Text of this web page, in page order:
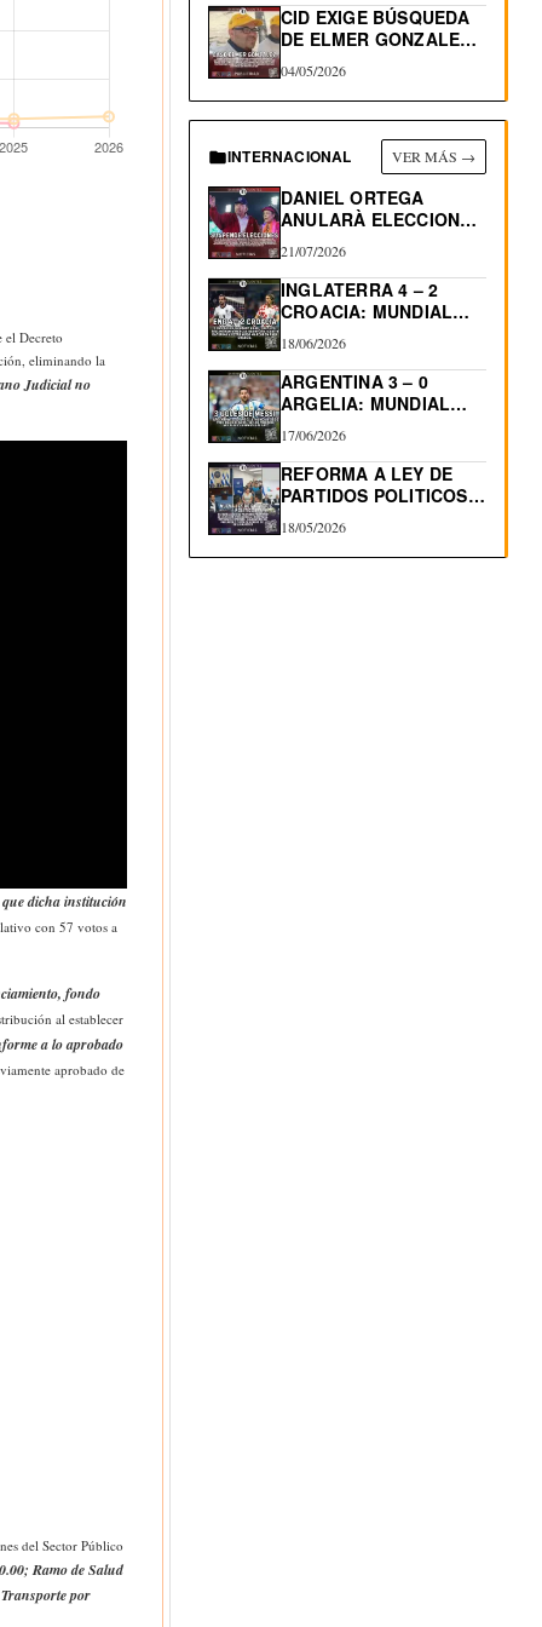
el Decreto
eliminando la
Judicial no
que dicha institución
con 57 votos a
fondo
al establecer
a lo aprobado
aprobado de
del Sector Público
Ramo de Salud
por
CID EXIGE BÚSQUEDA
DE ELMER GONZALEZ,
DEPORTADO…
04/05/2026
INTERNACIONAL VER MÁS →
DANIEL ORTEGA
ANULARÀ ELECCIONES
EN NICARAGUA
21/07/2026
INGLATERRA 4 – 2
CROACIA: MUNDIAL
2026
18/06/2026
ARGENTINA 3 – 0
ARGELIA: MUNDIAL
2026…
17/06/2026
REFORMA A LEY DE
PARTIDOS POLITICOS:
RE-ELECCIÓN…
18/05/2026